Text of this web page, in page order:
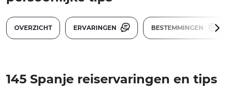
OVERZICHT ERVARINGEN BESTEMMINGEN
145 Spanje reiservaringen en tips